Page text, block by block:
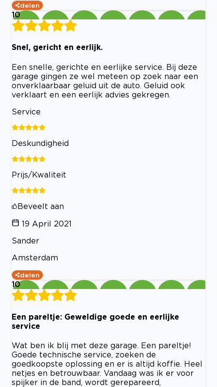
delen
10
Snel, gericht en eerlijk.
Een snelle, gerichte en eerlijke service. Bij deze
garage gingen ze wel meteen op zoek naar een
onverklaarbaar geluid uit de auto. Geluid ook
verklaart en een eerlijk advies gekregen.
Service
Deskundigheid
Prijs/Kwaliteit
Beveelt aan
19 April 2021
Sander
Amsterdam
delen
10
Een pareltje: Geweldige goede en eerlijke
service
Wat ben ik blij met deze garage. Een pareltje!
Goede technische service, zoeken de
goedkoopste oplossing en er is altijd koffie. Heel
netjes en betrouwbaar. Vandaag was ik er voor
spijker in de band, wordt gerepareerd,